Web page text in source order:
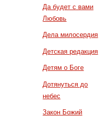
Да будет с вами
Любовь
Дела милосердия
Детская редакция
Детям о Боге
Дотянуться до
небес
Закон Божий